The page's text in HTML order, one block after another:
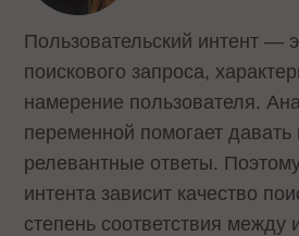
Пользовательский интент —
поискового запроса,
намерение пользователя.
переменной помогает давать
релевантные ответы.
интента зависит качество
степень соответствия между